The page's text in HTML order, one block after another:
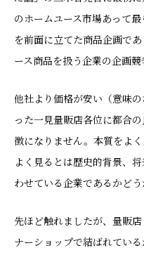
のホームユース市場あって
を前面に立てた商品企画で
ース商品を扱う企業の企画競
他社より価格が安い（意味
った一見量販店各位に都合
徴になりません。本質をよ
よく見るとは歴史的背景、
わせている企業であるかどう
先ほど触れましたが、量販
ナーショップで結ばれてい